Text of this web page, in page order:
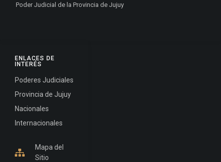
ENLACES DE
INTERÉS
Poderes Judiciales
Provincia de Jujuy
Nacionales
Internacionales
Mapa del
Sitio
Poder Judicial de la Provincia de Jujuy